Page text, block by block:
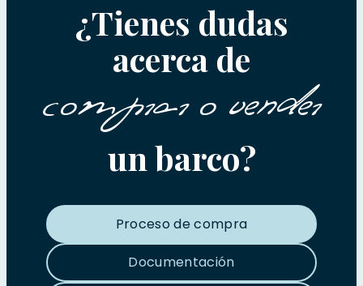
¿Tienes dudas
acerca de
comprar o vender
un barco?
Proceso de compra
Documentación